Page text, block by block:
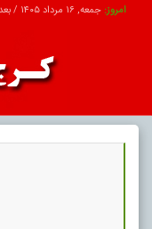
امروز: جمعه, ۱۶ مرداد ۱۴۰۵ / بعد از ظهر /